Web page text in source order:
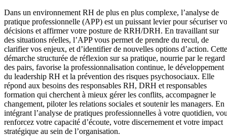
Dans un environnement RH de plus en plus complexe, l’analyse de
pratique professionnelle (APP) est un puissant levier pour sécuriser
décisions et affirmer votre posture de RRH/DRH. En travaillant sur
des situations réelles, l’APP vous permet de prendre du recul, de
clarifier vos enjeux, et d’identifier de nouvelles options d’action. Cette
démarche structurée de réflexion sur sa pratique, nourrie par le regard
des pairs, favorise la professionnalisation continue, le développement
du leadership RH et la prévention des risques psychosociaux. Elle
répond aux besoins des responsables RH, DRH et responsables
formation qui cherchent à mieux gérer les conflits, accompagner le
changement, piloter les relations sociales et soutenir les managers. En
intégrant l’analyse de pratiques professionnelles à votre quotidien,
renforcez votre capacité d’écoute, votre discernement et votre impact
stratégique au sein de l’organisation.